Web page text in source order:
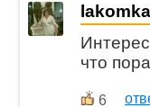
lakomka
что
6